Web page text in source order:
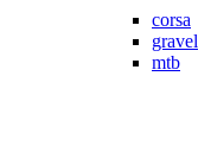
corsa
gravel
mtb